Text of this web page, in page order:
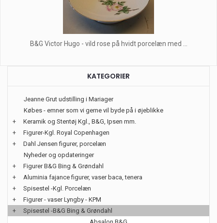
B&G Victor Hugo - vild rose på hvidt porcelæn med ...
KATEGORIER
Jeanne Grut udstilling i Mariager
Købes - emner som vi gerne vil byde på i øjeblikke
+
Keramik og Stentøj Kgl., B&G, Ipsen mm.
+
Figurer-Kgl. Royal Copenhagen
+
Dahl Jensen figurer, porcelæn
Nyheder og opdateringer
+
Figurer B&G Bing & Grøndahl
+
Aluminia fajance figurer, vaser baca, tenera
+
Spisestel -Kgl. Porcelæn
+
Figurer - vaser Lyngby - KPM
+
Spisestel -B&G Bing & Grøndahl